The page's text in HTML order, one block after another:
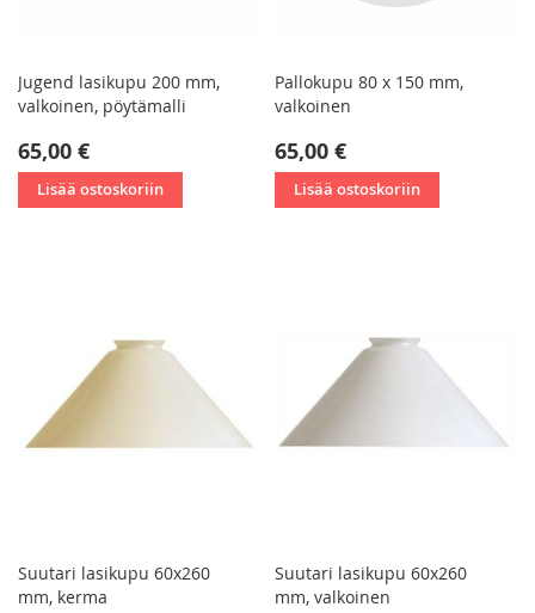
Jugend lasikupu 200 mm,
valkoinen, pöytämalli
65,00 €
Lisää ostoskoriin
Pallokupu 80 x 150 mm,
valkoinen
65,00 €
Lisää ostoskoriin
Suutari lasikupu 60x260
mm, kerma
Suutari lasikupu 60x260
mm, valkoinen